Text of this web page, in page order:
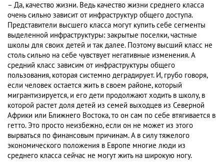
– Да, качество жизни. Ведь качество жизни среднего класса
очень сильно зависит от инфраструктур общего доступа.
Представители высшего класса могут купить себе сегменты
выделенной инфраструктуры: закрытые поселки, частные
школы для своих детей и так далее. Поэтому высший класс не
столь сильно на себе чувствует негативные изменения. А
средний класс зависим от инфраструктуры общего
пользования, которая системно деградирует. И, грубо говоря,
если человек остается жить в своем районе, который
мигрантизируется, и его дети продолжают ходить в школу, в
которой растет доля детей из семей выходцев из Северной
Африки или Ближнего Востока, то он сам по себе втягивается в
гетто. Это просто неизбежно, если он не может из этого
вырваться по финансовым причинам. А в силу тяжелого
экономического положения в Европе многие люди из
среднего класса сейчас не могут жить на широкую ногу.